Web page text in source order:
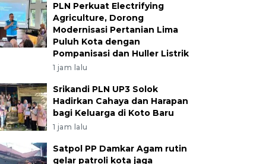
PLN Perkuat Electrifying
Agriculture, Dorong
Modernisasi Pertanian Lima
Puluh Kota dengan
Pompanisasi dan Huller Listrik
1 jam lalu
Srikandi PLN UP3 Solok
Hadirkan Cahaya dan Harapan
bagi Keluarga di Koto Baru
1 jam lalu
Satpol PP Damkar Agam rutin
gelar patroli kota jaga